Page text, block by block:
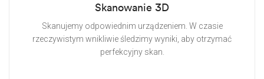
Skanowanie 3D
Skanujemy odpowiednim urządzeniem. W czasie
rzeczywistym wnikliwie śledzimy wyniki, aby otrzymać
perfekcyjny skan.